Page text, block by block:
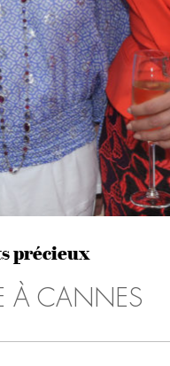
précieux
À CANNES